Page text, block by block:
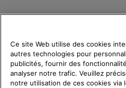
Ce site Web utilise des cookies
autres technologies pour
publicités, fournir des
analyser notre trafic. Veuillez
notre utilisation de ces cookies via